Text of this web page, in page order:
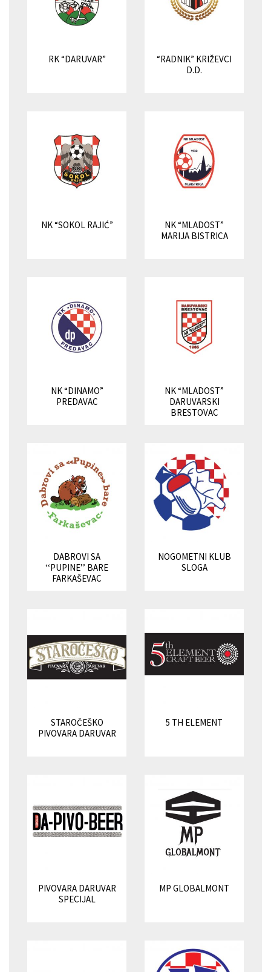
RK “DARUVAR”
“RADNIK” KRIŽEVCI
D.D.
NK “SOKOL RAJIĆ”
NK “MLADOST”
MARIJA BISTRICA
NK “DINAMO”
PREDAVAC
NK “MLADOST”
DARUVARSKI
BRESTOVAC
DABROVI SA
‘‘PUPINE’’ BARE
FARKAŠEVAC
NOGOMETNI KLUB
SLOGA
STAROČEŠKO
PIVOVARA DARUVAR
5 TH ELEMENT
PIVOVARA DARUVAR
SPECIJAL
MP GLOBALMONT